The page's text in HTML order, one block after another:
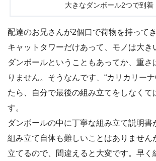
大きなダンボール2つで到着
配達のお兄さんが2個口で荷物を持って
キャットタワーだけあって、モノは大き
ダンボールということもあってか、重さ
りません。そうなんです、“カリカリー
たら、自分で最後の組み立てをしなくて
す。
ダンボールの中に丁寧な組み立て説明書
組み立て自体も難しいことはありません
立てるので、間違えると大変です。早く